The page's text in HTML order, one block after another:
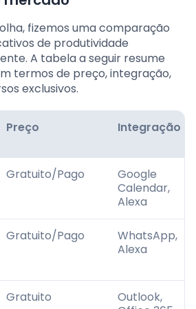
fizemos uma comparação
de produtividade
A tabela a seguir resume
termos de preço, integração,
exclusivos.
Preço Integração
Gratuito/Pago
Google
Calendar,
Alexa
Gratuito/Pago
WhatsApp,
Alexa
Gratuito
Outlook,